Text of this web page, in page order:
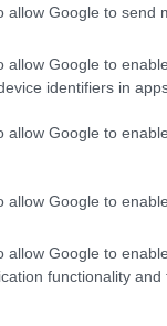
allow Google to send
allow Google to
identifiers in
allow Google to
allow Google to
allow Google to
functionality
logikai- és
érdeklődők,
A második
Liberty Science